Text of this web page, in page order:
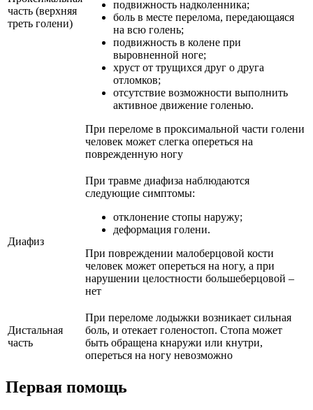
часть (верхняя
треть голени)
подвижность надколенника;
боль в месте перелома, передающаяся
на всю голень;
подвижность в колене при
выровненной ноге;
хруст от трущихся друг о друга
отломков;
отсутствие возможности выполнить
активное движение голенью.
При переломе в проксимальной части голени
человек может слегка опереться на
поврежденную ногу
Диафиз
При травме диафиза наблюдаются
следующие симптомы:
отклонение стопы наружу;
деформация голени.
При повреждении малоберцовой кости
человек может опереться на ногу, а при
нарушении целостности большеберцовой –
нет
Дистальная
часть
При переломе лодыжки возникает сильная
боль, и отекает голеностоп. Стопа может
быть обращена кнаружи или кнутри,
опереться на ногу невозможно
Первая помощь